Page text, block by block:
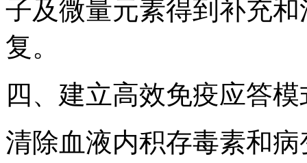
子及微量元素得到补充
复。
四、建立高效免疫应答模
清除血液内积存毒素和